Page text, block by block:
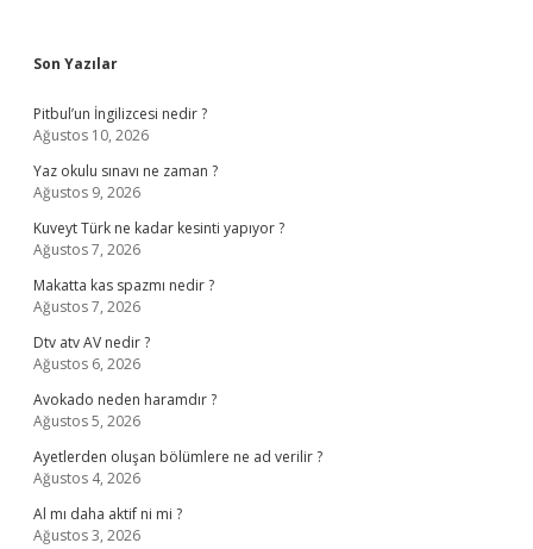
Sidebar
Son Yazılar
Pitbul’un İngilizcesi nedir ?
Ağustos 10, 2026
Yaz okulu sınavı ne zaman ?
Ağustos 9, 2026
Kuveyt Türk ne kadar kesinti yapıyor ?
Ağustos 7, 2026
Makatta kas spazmı nedir ?
Ağustos 7, 2026
Dtv atv AV nedir ?
Ağustos 6, 2026
Avokado neden haramdır ?
Ağustos 5, 2026
Ayetlerden oluşan bölümlere ne ad verilir ?
Ağustos 4, 2026
Al mı daha aktif ni mi ?
Ağustos 3, 2026